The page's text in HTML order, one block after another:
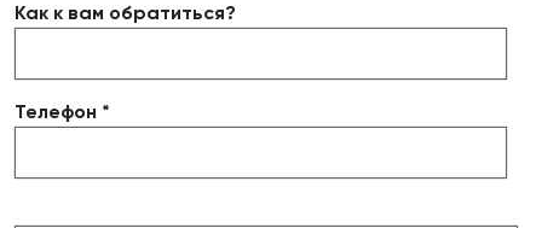
Как к вам обратиться?
Телефон *